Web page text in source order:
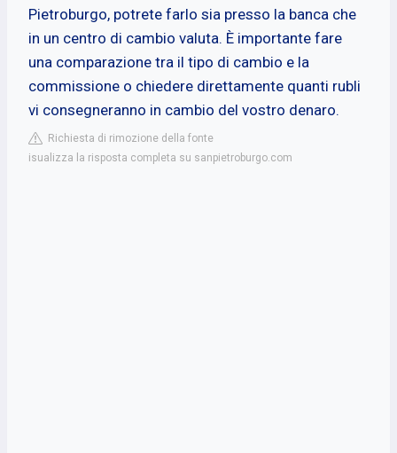
Pietroburgo, potrete farlo sia presso la banca che
in un centro di cambio valuta. È importante fare
una comparazione tra il tipo di cambio e la
commissione o chiedere direttamente quanti rubli
vi consegneranno in cambio del vostro denaro.
Richiesta di rimozione della fonte
isualizza la risposta completa su sanpietroburgo.com